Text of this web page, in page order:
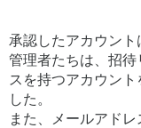
承認したアカウント
管理者たちは、招
スを持つアカウン
した。
また、メールアドレ